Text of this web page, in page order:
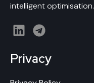
intelligent optimisation.
L
i
n
k
e
T
e
l
e
g
Privacy